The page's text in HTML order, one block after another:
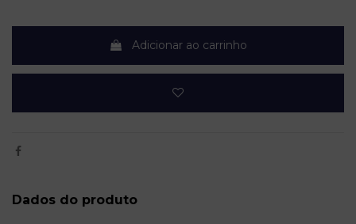
Adicionar ao carrinho
Dados do produto